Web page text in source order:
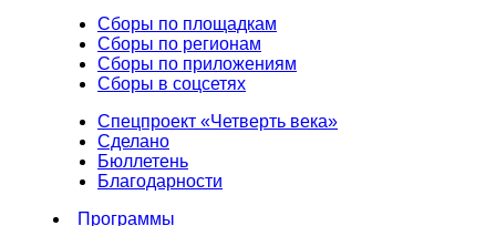
Сборы по площадкам
Сборы по регионам
Сборы по приложениям
Сборы в соцсетях
Спецпроект «Четверть века»
Сделано
Бюллетень
Благодарности
Программы